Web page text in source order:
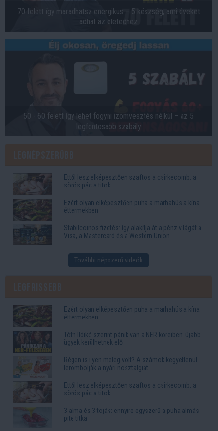
70 felett így maradhatsz energikus – 5 készség, ami éveket
adhat az életedhez
50 - 60 felett így lehet fogyni izomvesztés nélkül – az 5
legfontosabb szabály
Ettől lesz elképesztően szaftos a csirkecomb: a
sörös pác a titok
Ezért olyan elképesztően puha a marhahús a kínai
éttermekben
Stabilcoinos fizetés: így alakítja át a pénz világát a
Visa, a Mastercard és a Western Union
További népszerű videók
Ezért olyan elképesztően puha a marhahús a kínai
éttermekben
Tóth Ildikó szerint pánik van a NER köreiben: újabb
ügyek kerülhetnek elő
Régen is ilyen meleg volt? A számok kegyetlenül
lerombolják a nyári nosztalgiát
Ettől lesz elképesztően szaftos a csirkecomb: a
sörös pác a titok
3 alma és 3 tojás: ennyire egyszerű a puha almás
pite titka